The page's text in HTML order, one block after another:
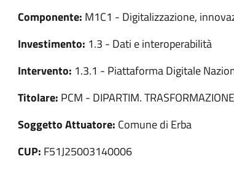
Componente: M1C1 - Digitalizzazione,
Investimento: 1.3 - Dati e interoperabilità
Intervento: 1.3.1 - Piattaforma Digitale
Titolare: PCM - DIPARTIM.
Soggetto Attuatore: Comune di Erba
CUP: F51J25003140006